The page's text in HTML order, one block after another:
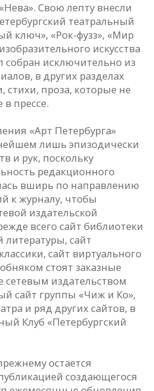
Свою лепту внесли
театральный
ключ», «Рок-фузз», «Мир
искусства
исключительно из
в других разделах
стихи, проза, которые не
в прессе.
«Арт Петербурга»
лишь эпизодически
и рук, поскольку
редакционного
вширь по направлению
к журналу, чтобы
издательской
всего сайт библиотеки
литературы, сайт
сайт виртуального
стоят заказные
издательством
сайт группы «Чиж и Ко»,
и ряд других сайтов, в
Клуб «Петербургский
остается
создающегося